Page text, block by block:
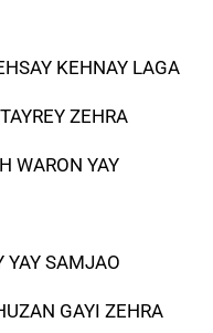
KEHNAY LAGA
ZEHRA
WARON YAY
YAY SAMJAO
GAYI ZEHRA